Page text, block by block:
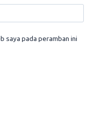
saya pada peramban ini